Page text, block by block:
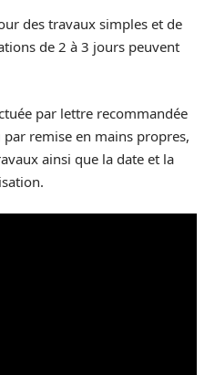
des travaux simples et de
de 2 à 3 jours peuvent
par lettre recommandée
remise en mains propres,
ainsi que la date et la